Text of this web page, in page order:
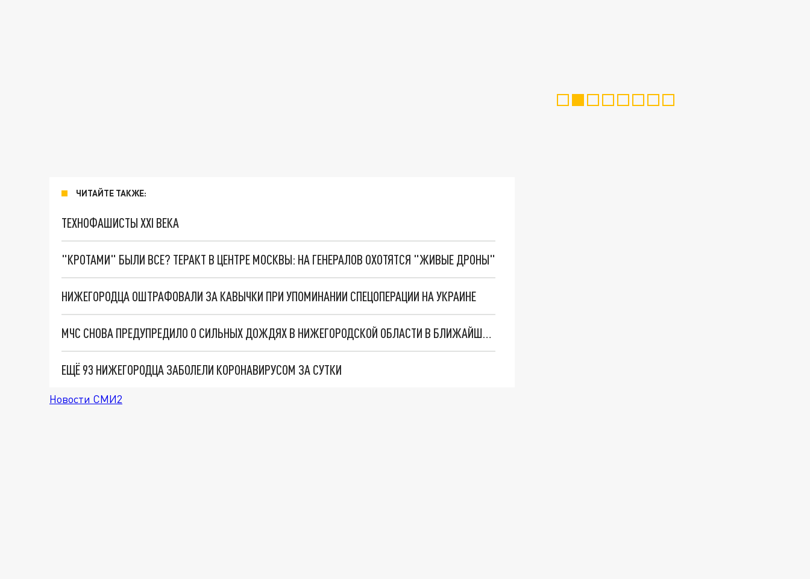
ЧИТАЙТЕ ТАКЖЕ:
ТЕХНОФАШИСТЫ XXI ВЕКА
"КРОТАМИ" БЫЛИ ВСЕ? ТЕРАКТ В ЦЕНТРЕ МОСКВЫ: НА ГЕНЕРАЛОВ ОХОТЯТСЯ "ЖИВЫЕ ДРОНЫ"
НИЖЕГОРОДЦА ОШТРАФОВАЛИ ЗА КАВЫЧКИ ПРИ УПОМИНАНИИ СПЕЦОПЕРАЦИИ НА УКРАИНЕ
МЧС СНОВА ПРЕДУПРЕДИЛО О СИЛЬНЫХ ДОЖДЯХ В НИЖЕГОРОДСКОЙ ОБЛАСТИ В БЛИЖАЙШИЕ ЧАСЫ
ЕЩЁ 93 НИЖЕГОРОДЦА ЗАБОЛЕЛИ КОРОНАВИРУСОМ ЗА СУТКИ
Новости СМИ2